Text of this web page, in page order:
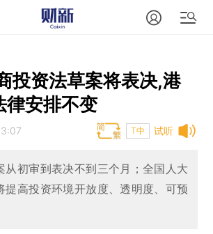
投资法草案将表决,港
律安排不变
试听
T中
从初审到表决不到三个月；全国人大
提高投资环境开放度、透明度、可预